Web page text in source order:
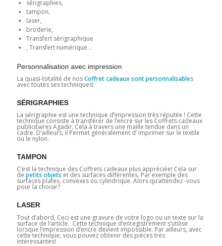
sérigraphies,
tampon,
laser,
broderie,
Transfert sérigraphique
, Transfert numérique…
Personnalisation avec impression
La quasi-totalité de nosCoffret cadeaux sont personnalisables
avec toutes ses techniques!
SÉRIGRAPHIES
La sérigraphie est une technique d’impression très réputée ! Cette
technique consiste à transférer de l’encre sur les Coffrets cadeaux
publicitaires Agadir. Cela à travers une maille tendue dans un
cadre. D’ailleurs, il Permet généralement d’ imprimer sur le textile
ou le nylon.
TAMPON
C’est la technique des Coffrets cadeaux plus appréciée! Cela sur
de petits objets et des surfaces différentes. Par exemple des
surfaces plates, convexes ou cylindrique. Alors qu’attendez -vous
pour la choisir?
LASER
Tout d’abord, Ceci est une gravure de votre logo ou un texte sur la
surface de l’article. Cette technique d’enregistrement s’utilise
lorsque l’impression d’encre devient impossible. Par ailleurs, avec
cette technique, vous pouvez obtenir des pièces très
intéressantes!